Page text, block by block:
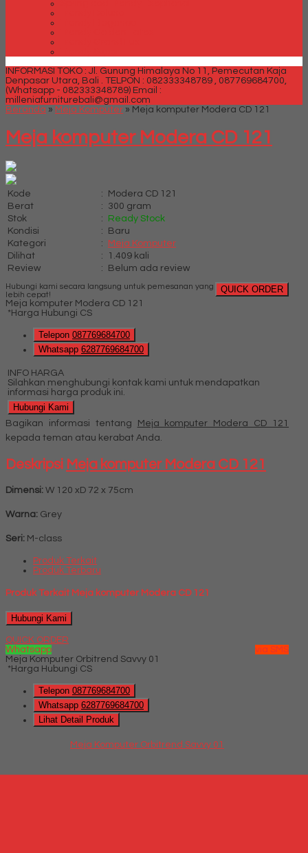
INFORMASI TOKO : Jl. Gunung Himalaya No 11, Pemecutan Kaja
Denpasar Utara, Bali . TELPON : 082333348789 , 087769684700,
(Whatsapp - 082333348789) Email :
milleniafurniturebali@gmail.com
Beranda » Meja Komputer » Meja komputer Modera CD 121
Meja komputer Modera CD 121
Kode :
Modera CD 121
Berat
:
300 gram
Stok
:
Ready Stock
Kondisi
:
Baru
Kategori
:
Meja Komputer
Dilihat
:
1.409 kali
Review
: Belum ada review
QUICK ORDER
Hubungi kami secara langsung untuk pemesanan yang
lebih cepat!
Meja komputer Modera CD 121
*Harga Hubungi CS
Telepon 087769684700
Whatsapp 6287769684700
INFO HARGA
Silahkan menghubungi kontak kami untuk mendapatkan
informasi harga produk ini.
Hubungi Kami
Bagikan informasi tentang
Meja komputer Modera CD 121
kepada teman atau kerabat Anda.
Deskripsi Meja komputer Modera CD 121
Dimensi: W 120 xD 72 x 75cm
Warna: Grey
Seri: M-class
Produk Terkait
Produk Terbaru
Produk Terkait Meja komputer Modera CD 121
Hubungi Kami
QUICK ORDER
Whatsapp
via SMS
Meja Komputer Orbitrend Savvy 01
*Harga Hubungi CS
Telepon 087769684700
Whatsapp 6287769684700
Lihat Detail Produk
Meja Komputer Orbitrend Savvy 01